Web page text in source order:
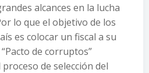
alcances en la lucha
lo que el objetivo de los
es colocar un fiscal a su
de corruptos”
de selección del